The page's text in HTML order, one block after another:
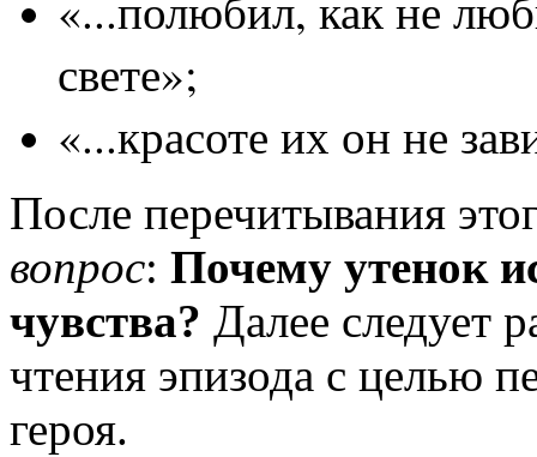
свете»;
«...красоте их он не
После перечитывания
вопрос: Почему утенок
чувства? Далее следует
чтения эпизода с целью
героя.